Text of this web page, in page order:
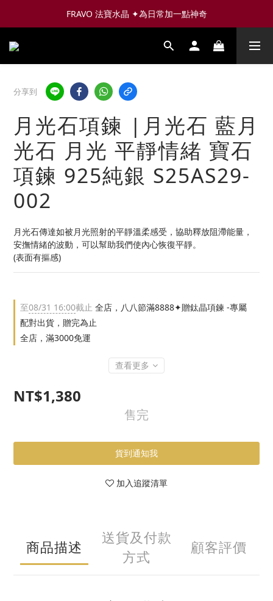
FRAVO 法寶水晶 ✦為日常加一點神奇
分享到
月光石項鍊 |月光石 藍月
光石 月光 平靜情緒 寶石
項鍊 925純銀 S25AS29-
002
月光石傳達如被月光照射的平靜溫柔感受，協助釋放阻滯能量，
安撫情緒的波動，可以幫助我們使內心恢復平靜。
(表面有摳感)
至08/31 16:00截止 全店，八八節滿8888✦贈鈦晶項鍊 -專屬
配對出貨，贈完為止
全店，滿3000免運
查看更多
NT$1,380
售完
貨到通知我
加入追蹤清單
商品描述
送貨及付款
方式
顧客評價